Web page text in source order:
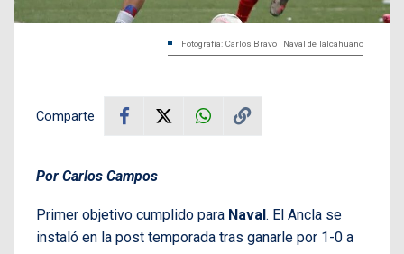
Fotografía: Carlos Bravo | Naval de Talcahuano
Comparte
Por Carlos Campos
Primer objetivo cumplido para Naval . El Ancla se
instaló en la post temporada tras ganarle por 1-0 a